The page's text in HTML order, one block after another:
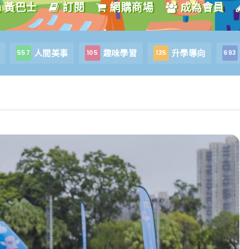
黃巴士 訂閱 網購商場 成為會員
557 人間美事 105 趣味學習 135 升學導向 693